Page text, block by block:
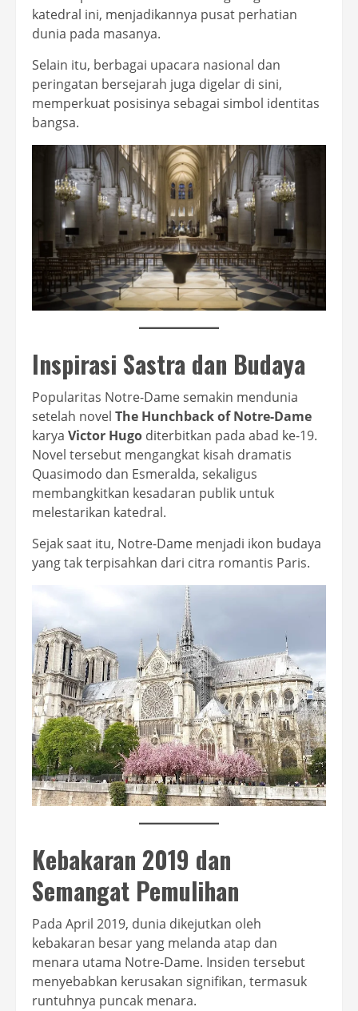
katedral ini, menjadikannya pusat perhatian
dunia pada masanya.
Selain itu, berbagai upacara nasional dan
peringatan bersejarah juga digelar di sini,
memperkuat posisinya sebagai simbol identitas
bangsa.
Inspirasi Sastra dan Budaya
Popularitas Notre-Dame semakin mendunia
setelah novel The Hunchback of Notre-Dame
karya Victor Hugo diterbitkan pada abad ke-19.
Novel tersebut mengangkat kisah dramatis
Quasimodo dan Esmeralda, sekaligus
membangkitkan kesadaran publik untuk
melestarikan katedral.
Sejak saat itu, Notre-Dame menjadi ikon budaya
yang tak terpisahkan dari citra romantis Paris.
Kebakaran 2019 dan
Semangat Pemulihan
Pada April 2019, dunia dikejutkan oleh
kebakaran besar yang melanda atap dan
menara utama Notre-Dame. Insiden tersebut
menyebabkan kerusakan signifikan, termasuk
runtuhnya puncak menara.